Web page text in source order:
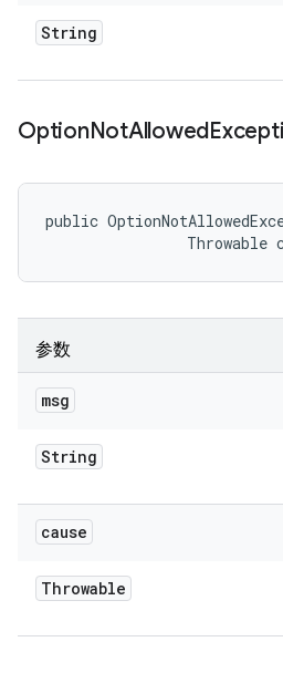
String
OptionNotAllowed
public
Throwable
参数
msg
String
cause
Throwable